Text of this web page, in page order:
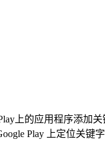
上的应用程序添加
Play 上定位关键字